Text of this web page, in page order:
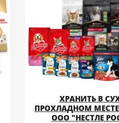
ХРАНИТЬ В
ПРОХЛАДНОМ МЕСТЕ
ООО "НЕСТЛЕ